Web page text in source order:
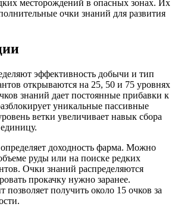
месторождений в опасных зонах. Их
очки знаний для развития
эффективность добычи и тип
открываются на 25, 50 и 75 уровнях
знаний дает постоянные прибавки к
уникальные пассивные
ветки увеличивает навык сбора
доходность фарма. Можно
руды или на поиске редких
Очки знаний распределяются
прокачку нужно заранее.
получить около 15 очков за